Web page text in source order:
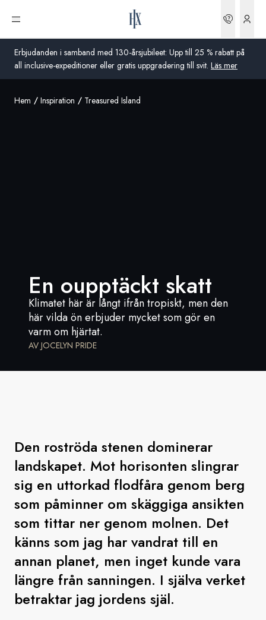
Erbjudanden i samband med 130-årsjubileet: Upp till 25 % rabatt på
all inclusive-expeditioner eller gratis uppgradering till svit. Läs mer
Öppna meny
Sverige
Danmark
Norge
Global
Hem Inspiration Treasured Island
En oupptäckt skatt
Klimatet här är långt ifrån tropiskt, men den
här vilda ön erbjuder mycket som gör en
varm om hjärtat.
AV JOCELYN PRIDE
Den roströda stenen dominerar
landskapet. Mot horisonten slingrar
sig en uttorkad flodfåra genom berg
som påminner om skäggiga ansikten
som tittar ner genom molnen. Det
känns som jag har vandrat till en
annan planet, men inget kunde vara
längre från sanningen. I själva verket
betraktar jag jordens själ.